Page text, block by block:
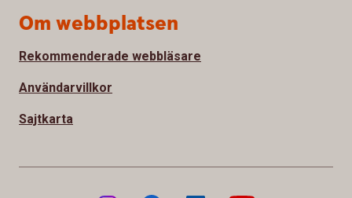
Om webbplatsen
Rekommenderade webbläsare
Användarvillkor
Sajtkarta